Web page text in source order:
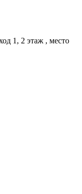
1, 2 этаж , место